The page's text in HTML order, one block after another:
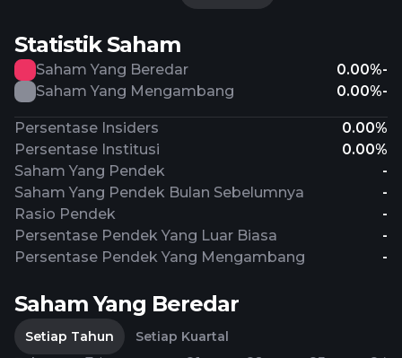
Statistik Saham
Saham Yang Beredar 0.00%-
Saham Yang Mengambang
0.00%-
Persentase Insiders
0.00%
Persentase Institusi
0.00%
Saham Yang Pendek
-
Saham Yang Pendek Bulan Sebelumnya
-
Rasio Pendek
-
Persentase Pendek Yang Luar Biasa
-
Persentase Pendek Yang Mengambang
-
Saham Yang Beredar
Setiap Tahun
Setiap Kuartal